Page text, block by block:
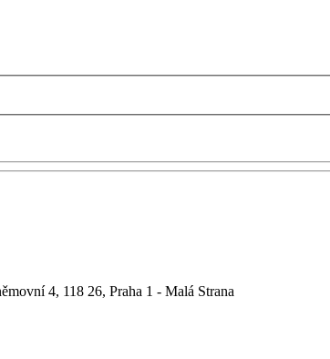
4, 118 26, Praha 1 - Malá Strana